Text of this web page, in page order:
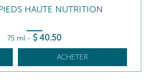
HAUTE NUTRITION
75 ml - $ 40.50
ACHETER